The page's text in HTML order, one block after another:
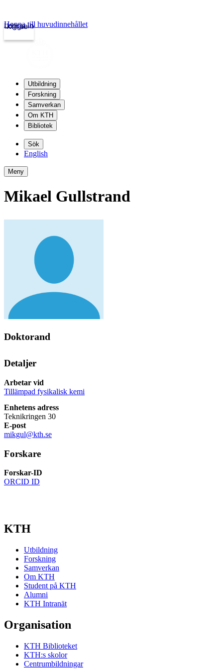
kth.se
Logga in
Hoppa till huvudinnehållet
Utbildning
Forskning
Samverkan
Om KTH
Bibliotek
Sök
English
Meny
Mikael Gullstrand
Doktorand
Detaljer
Arbetar vid
Tillämpad fysikalisk kemi
Enhetens adress
Teknikringen 30
E-post
mikgul@kth.se
Forskare
Forskar-ID
ORCID ID
KTH
Utbildning
Forskning
Samverkan
Om KTH
Student på KTH
Alumni
KTH Intranät
Organisation
KTH Biblioteket
KTH:s skolor
Centrumbildningar